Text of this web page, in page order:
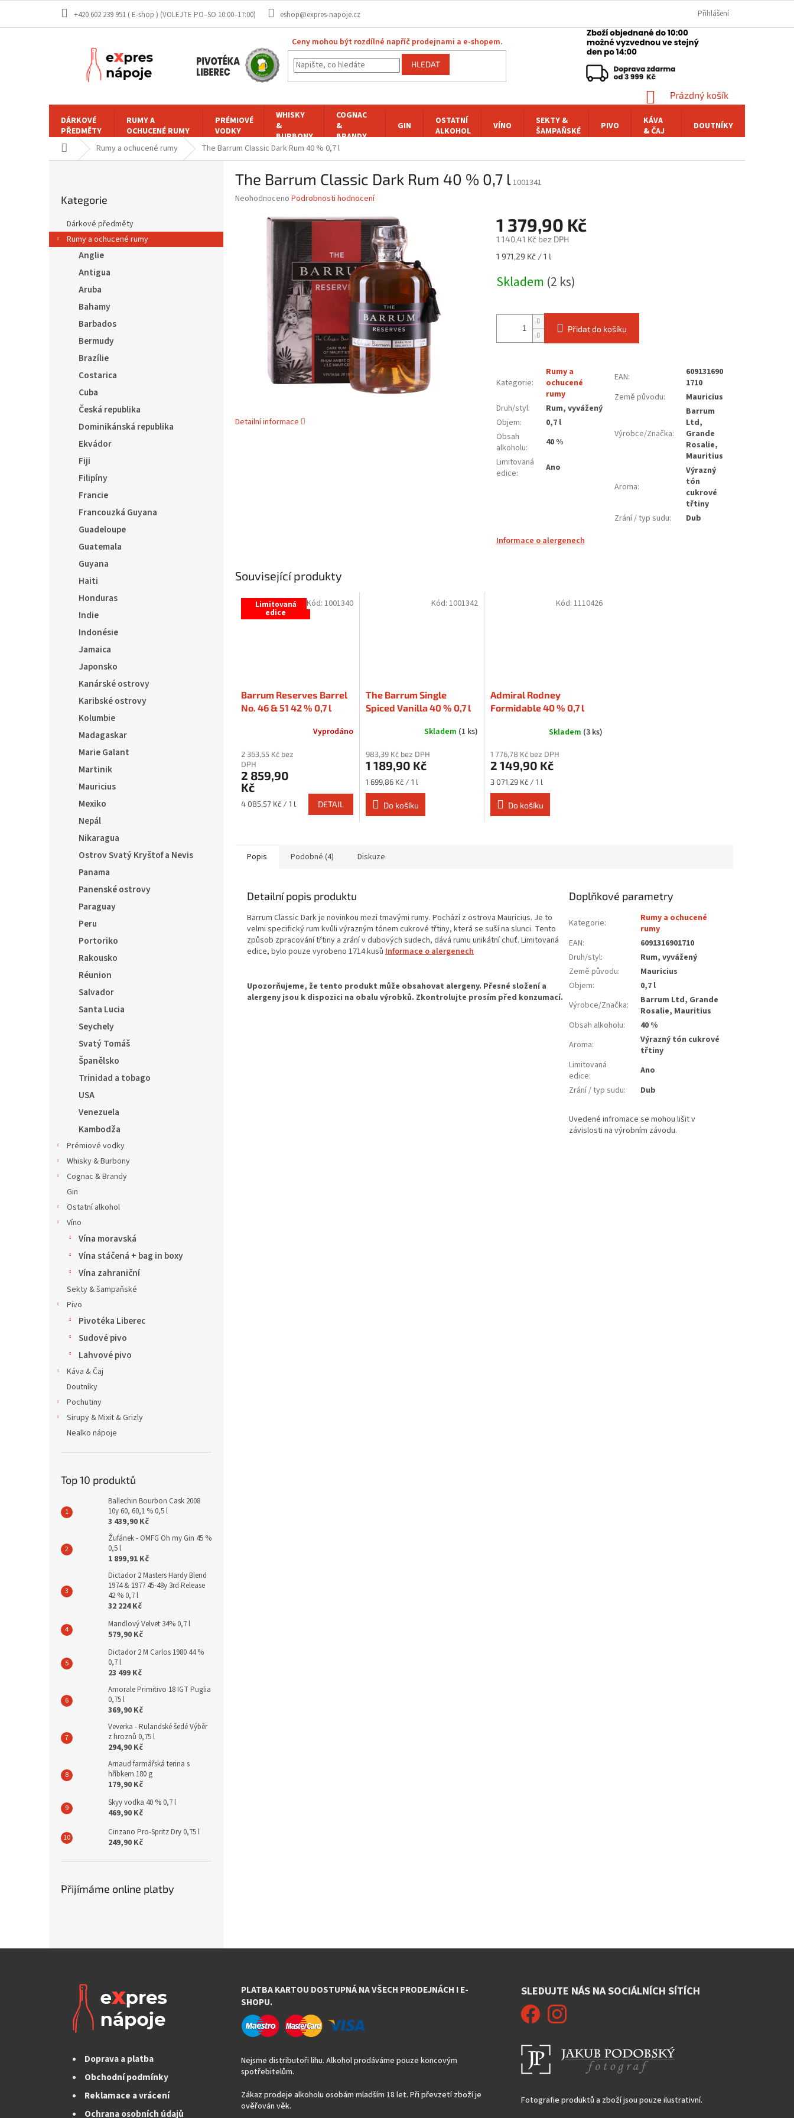
obsah
+420 602 239 951 ( E-shop ) eshop@expres-napoje.cz Přihlášení
Ceny mohou být rozdílné napříč prodejnami a e-shopem.
HLEDAT
NÁKUPNÍ
KOŠÍK
Prázdný košík
DÁRKOVÉ
PŘEDMĚTY
RUMY A
OCHUCENÉ RUMY
PRÉMIOVÉ
VODKY
WHISKY
&
BURBONY
COGNAC
&
BRANDY
GIN
OSTATNÍ
ALKOHOL
VÍNO
SEKTY &
ŠAMPAŇSKÉ
PIVO
KÁVA
& ČAJ
DOUTNÍKY
Domů Rumy a ochucené rumy The Barrum Classic Dark Rum 40 % 0,7 l
a
n
kategorie
Kategorie
Dárkové předměty
Rumy a ochucené rumy
Anglie
Antigua
Aruba
Bahamy
Barbados
Bermudy
Brazílie
Costarica
Cuba
Česká republika
Dominikánská republika
Ekvádor
Fiji
Filipíny
Francie
Francouzká Guyana
Guadeloupe
Guatemala
Guyana
Haiti
Honduras
Indie
Indonésie
Jamaica
Japonsko
Kanárské ostrovy
Karibské ostrovy
Kolumbie
Madagaskar
Marie Galant
Martinik
Mauricius
Mexiko
Nepál
Nikaragua
Ostrov Svatý Kryštof a Nevis
Panama
Panenské ostrovy
Paraguay
Peru
Portoriko
Rakousko
Réunion
Salvador
Santa Lucia
Seychely
Svatý Tomáš
Španělsko
Trinidad a tobago
USA
Venezuela
Kambodža
Prémiové vodky
Whisky & Burbony
Cognac & Brandy
Gin
Ostatní alkohol
Víno
Vína moravská
Vína stáčená + bag in boxy
Vína zahraniční
Sekty & šampaňské
Pivo
Pivotéka Liberec
Sudové pivo
Lahvové pivo
Káva & Čaj
Doutníky
Pochutiny
Sirupy & Mixit & Grizly
Nealko nápoje
Top 10 produktů
Ballechin Bourbon Cask 2008
10y 60, 60,1 % 0,5 l
3 439,90 Kč
Žufánek - OMFG Oh my Gin 45 %
0,5 l
1 899,91 Kč
Dictador 2 Masters Hardy Blend
1974 & 1977 45-48y 3rd Release
42 % 0,7 l
32 224 Kč
Mandlový Velvet 34% 0,7 l
579,90 Kč
Dictador 2 M Carlos 1980 44 %
0,7 l
23 499 Kč
Amorale Primitivo 18 IGT Puglia
0,75 l
369,90 Kč
Veverka - Rulandské šedé Výběr
z hroznů 0,75 l
294,90 Kč
Arnaud farmářská terina s
hříbkem 180 g
179,90 Kč
Skyy vodka 40 % 0,7 l
469,90 Kč
Cinzano Pro-Spritz Dry 0,75 l
249,90 Kč
Přijímáme online platby
The Barrum Classic Dark Rum 40 % 0,7 l1001341
Průměrné
produktu
Neohodnoceno Podrobnosti hodnocení
Detailní informace
1 379,90 Kč
1 140,41 Kč bez DPH
Měrná
1 971,29 Kč / 1 l
Skladem (2 ks)
Přidat do košíku
Kategorie:
Rumy a
ochucené
rumy
Druh/styl:
Rum, vyvážený
Objem:
0,7 l
Obsah
alkoholu:
40 %
Limitovaná
edice: Ano
EAN:
609131690
1710
Země původu: Mauricius
Výrobce/Značka:
Barrum
Ltd,
Grande
Rosalie,
Mauritius
Aroma:
Výrazný
tón
cukrové
třtiny
Zrání / typ sudu:
Dub
Informace o alergenech
Související produkty
Limitovaná
edice
Barrum Reserves Barrel
No. 46 & 51 42 % 0,7 l
Vyprodáno
2 363,55 Kč bez
DPH
2 859,90
Kč
Měrná
4 085,57 Kč / 1 l DETAIL
Kód: 1001340
The Barrum Single
Spiced Vanilla 40 % 0,7 l
Skladem (1 ks)
983,39 Kč bez DPH
1 189,90 Kč
Měrná
cena:
1 699,86 Kč / 1 l
Do košíku
Kód: 1001342
Admiral Rodney
Formidable 40 % 0,7 l
Skladem (3 ks)
1 776,78 Kč bez DPH
2 149,90 Kč
Měrná
cena:
3 071,29 Kč / 1 l
Do košíku
Kód:1110426
Popis Podobné (4) Diskuze
Detailní popis produktu
Barrum Classic Dark je novinkou mezi tmavými rumy. Pochází z ostrova Mauricius. Je to
velmi specifický rum kvůli výrazným tónem cukrové třtiny, která se suší na slunci. Tento
způsob zpracování třtiny a zrání v dubových sudech, dává rumu unikátní chuť. Limitovaná
edice, bylo pouze vyrobeno 1714 kusů Informace o alergenech
Doplňkové parametry
Kategorie:
Rumy a ochucené
rumy
EAN:
6091316901710
Druh/styl:
Rum, vyvážený
Země původu:
Mauricius
Objem:
0,7 l
Výrobce/Značka:
Barrum Ltd, Grande
Rosalie, Mauritius
Obsah alkoholu:
40 %
Aroma:
Výrazný tón cukrové
třtiny
Limitovaná
edice:
Ano
Zrání / typ sudu: Dub
Doprava a platba
Obchodní podmínky
Reklamace a vrácení
Ochrana osobních údajů
PLATBA KARTOU DOSTUPNÁ NA VŠECH PRODEJNÁCH I E-
SHOPU.
Nejsme distributoři lihu. Alkohol prodáváme pouze koncovým
spotřebitelům.
Zákaz prodeje alkoholu osobám mladším 18 let. Při převzetí zboží je
ověřován věk.
SLEDUJTE NÁS NA SOCIÁLNÍCH SÍTÍCH
Fotografie produktů a zboží jsou pouze ilustrativní.